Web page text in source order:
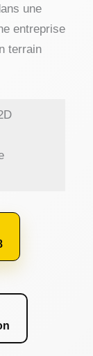
une
entreprise
terrain